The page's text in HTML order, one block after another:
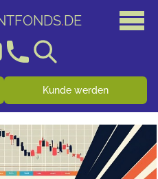
.DE
Kunde werden